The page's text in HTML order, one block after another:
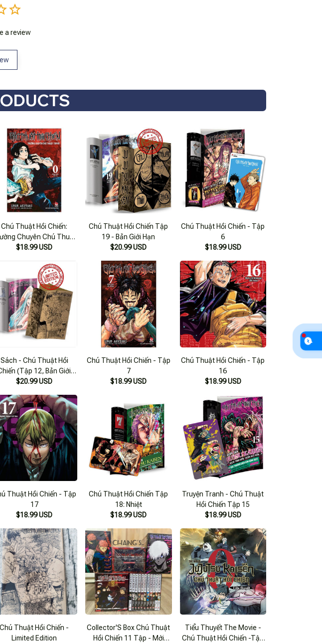
a review
Chú Thuật Hồi Chiến:
Chuyên Chú Thuật
Tokyo - Tập 0
$18.99 USD
Chú Thuật Hồi Chiến Tập
19 - Bản Giới Hạn
$20.99 USD
Chú Thuật Hồi Chiến - Tập
6
$18.99 USD
Sách - Chú Thuật Hồi
(Tập 12, Bản Giới
Hạn)
$20.99 USD
Chú Thuật Hồi Chiến - Tập
7
$18.99 USD
Chú Thuật Hồi Chiến - Tập
16
$18.99 USD
Thuật Hồi Chiến - Tập
17
$18.99 USD
Chú Thuật Hồi Chiến Tập
18: Nhiệt
$18.99 USD
Truyện Tranh - Chú Thuật
Hồi Chiến Tập 15
$18.99 USD
Chú Thuật Hồi Chiến -
Limited Edition
Collector'S Box Chú Thuật
Hồi Chiến 11 Tập - Mới
Tiểu Thuyết The Movie -
Chú Thuật Hồi Chiến -Tập